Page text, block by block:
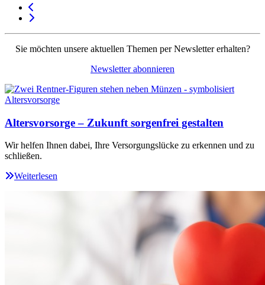
Sie möchten unsere aktuellen Themen per Newsletter erhalten?
Newsletter abonnieren
Altersvorsorge – Zukunft sorgenfrei gestalten
Wir helfen Ihnen dabei, Ihre Versorgungslücke zu erkennen und zu
schließen.
Weiterlesen